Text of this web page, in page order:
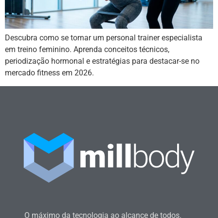
Descubra como se tornar um personal trainer especialista
em treino feminino. Aprenda conceitos técnicos,
periodização hormonal e estratégias para destacar-se no
mercado fitness em 2026.
O máximo da tecnologia ao alcance de todos.